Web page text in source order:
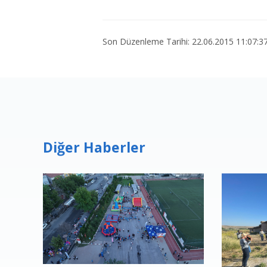
Son Düzenleme Tarihi: 22.06.2015
Diğer Haberler